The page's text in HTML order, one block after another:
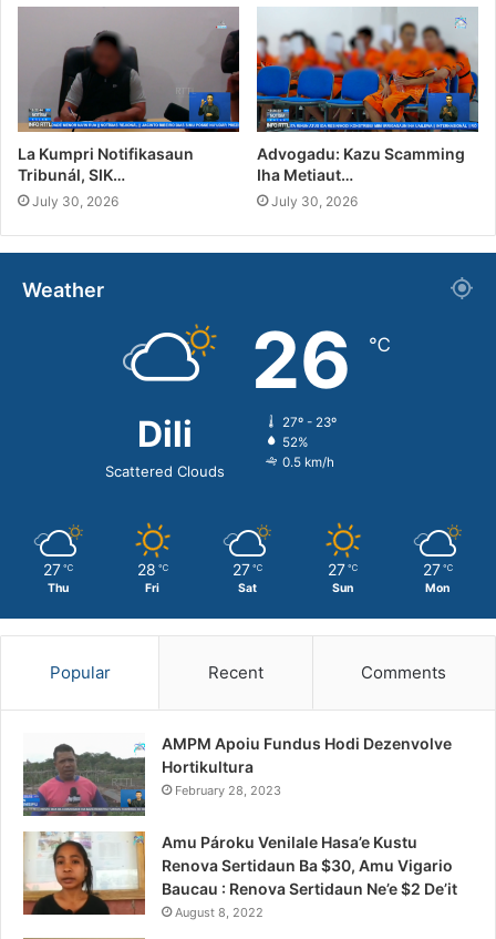
La Kumpri Notifikasaun
Tribunál, SIK…
July 30, 2026
Advogadu: Kazu Scamming
Iha Metiaut…
July 30, 2026
Weather
Dili
Scattered Clouds
26 ℃
27º - 23º
52%
0.5 km/h
27 ℃
Thu
28 ℃
Fri
27 ℃
Sat
27 ℃
Sun
27 ℃
Mon
Popular Recent Comments
AMPM Apoiu Fundus Hodi Dezenvolve
Hortikultura
February 28, 2023
Amu Pároku Venilale Hasa’e Kustu
Renova Sertidaun Ba $30, Amu Vigario
Baucau : Renova Sertidaun Ne’e $2 De’it
August 8, 2022